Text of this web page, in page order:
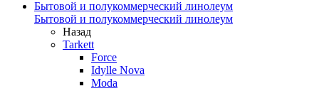
Бытовой и полукоммерческий линолеум
Бытовой и полукоммерческий линолеум
Назад
Tarkett
Force
Idylle Nova
Moda